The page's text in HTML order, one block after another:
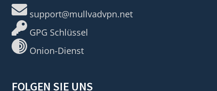
support@mullvadvpn.net
GPG Schlüssel
Onion-Dienst
FOLGEN SIE UNS